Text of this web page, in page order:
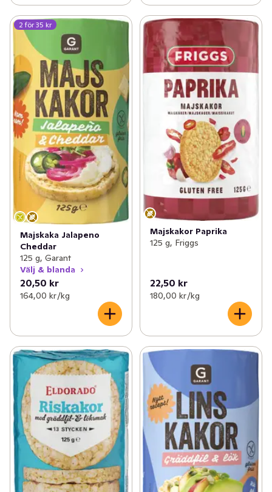
2 för 35 kr
Majskaka Jalapeno
Cheddar
125 g, Garant
Välj & blanda
20,50 kr
164,00 kr /kg
Majskakor Paprika
125 g, Friggs
22,50 kr
180,00 kr /kg